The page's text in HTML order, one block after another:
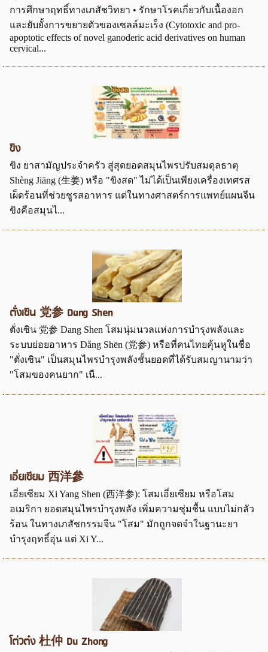
การศึกษาฤทธิ์ทางเภสัชวิทยา • รักษาโรคเกี่ยวกับเนื้องอก
และยับยั้งการขยายตัวของเซลล์มะเร็ง (Cytotoxic and pro-
apoptotic effects of novel ganoderic acid derivatives on human
cervical...
ขิง
ขิง ยาสามัญประจำครัว สู่สุดยอดสมุนไพรปรับสมดุลธาตุ
Shèng Jiāng (生姜) หรือ "ขิงสด" ไม่ได้เป็นเพียงเครื่องเทศรส
เผ็ดร้อนที่ช่วยชูรสอาหาร แต่ในทางศาสตร์การแพทย์แผนจีน
ขิงคือสมุนไ...
ตั่งเซิน 党参 Dang Shen
ตั่งเซิน 党参 Dang Shen โสมนุ่มนวลแห่งการบำรุงพลังและ
ระบบย่อยอาหาร Dǎng Shēn (党参) หรือที่คนไทยคุ้นหูในชื่อ
"ตั่งเซิน" เป็นสมุนไพรบำรุงพลังชั้นยอดที่ได้รับสมญานามว่า
"โสมของคนยาก" เนื...
เอี่ยเซียม 西洋參
เอี่ยเซียม Xi Yang Shen (西洋参): โสมเอี่ยเซียม หรือโสม
อเมริกา ยอดสมุนไพรบำรุงพลัง เพิ่มความชุ่มชื้น แบบไม่กลัว
ร้อน ในทางเภสัชกรรมจีน "โสม" มักถูกจดจำในฐานะยา
บำรุงฤทธิ์อุ่น แต่ Xi Y...
โต่วต๋ง 杜仲 Du Zhong